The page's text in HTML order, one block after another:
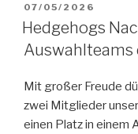
VERÖFFENTLICHT
AM
07/05/2026
Hedgehogs
Auswahlteams
Mit großer Freude
zwei Mitglieder
einen Platz in einem